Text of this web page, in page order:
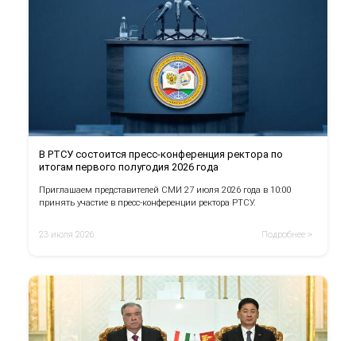
В РТСУ состоится пресс-конференция ректора по
итогам первого полугодия 2026 года
Приглашаем представителей СМИ 27 июля 2026 года в 10:00
принять участие в пресс-конференции ректора РТСУ.
23 июля 2026 Подробнее >